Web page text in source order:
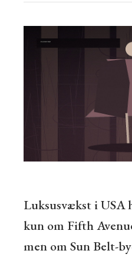
Luksusvækst i USA
kun om Fifth
men om Sun Belt-